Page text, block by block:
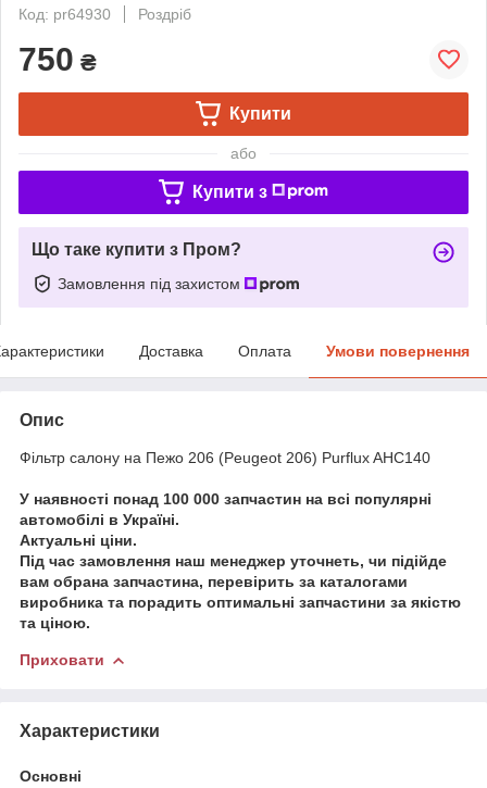
Код: pr64930
Роздріб
750 ₴
Купити
або
Купити з
Що таке купити з Пром?
Замовлення під захистом
Доставка Оплата Умови повернення
Опис
Фільтр салону на Пежо 206 (Peugeot 206) Purflux AHC140
У наявності понад 100 000 запчастин на всі популярні
автомобілі в Україні.
Актуальні ціни.
Під час замовлення наш менеджер уточнеть, чи підійде
вам обрана запчастина, перевірить за каталогами
виробника та порадить оптимальні запчастини за якістю
та ціною.
Приховати
Характеристики
Основні